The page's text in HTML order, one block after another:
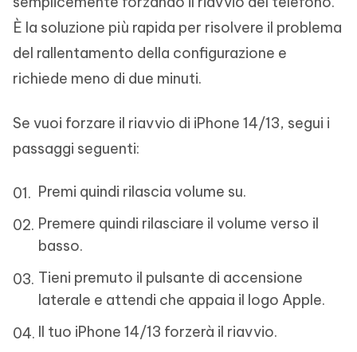
È la soluzione più rapida per risolvere il problema
del rallentamento della configurazione e
richiede meno di due minuti.
Se vuoi forzare il riavvio di iPhone 14/13, segui i
passaggi seguenti:
Premi quindi rilascia volume su.
Premere quindi rilasciare il volume verso il
basso.
Tieni premuto il pulsante di accensione
laterale e attendi che appaia il logo Apple.
Il tuo iPhone 14/13 forzerà il riavvio.